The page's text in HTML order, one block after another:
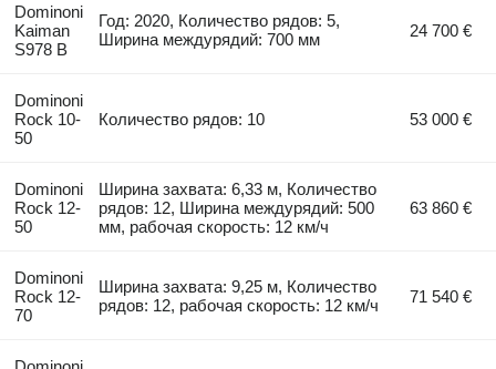
Dominoni
Kaiman
S978 B
Год: 2020, Количество рядов: 5,
Ширина междурядий: 700 мм
24 700 €
Dominoni
Rock 10-
50
Количество рядов: 10 53 000 €
Dominoni
Rock 12-
50
Ширина захвата: 6,33 м, Количество
рядов: 12, Ширина междурядий: 500
мм, рабочая скорость: 12 км/ч
63 860 €
Dominoni
Rock 12-
70
Ширина захвата: 9,25 м, Количество
рядов: 12, рабочая скорость: 12 км/ч
71 540 €